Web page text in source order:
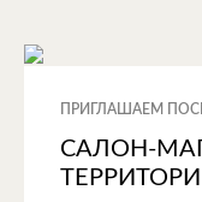
ПРИГЛАШАЕМ
САЛОН-